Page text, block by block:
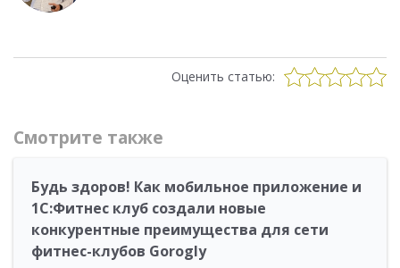
Оценить статью:
Смотрите также
Будь здоров! Как мобильное приложение и
1С:Фитнес клуб создали новые
конкурентные преимущества для сети
фитнес-клубов Gorogly